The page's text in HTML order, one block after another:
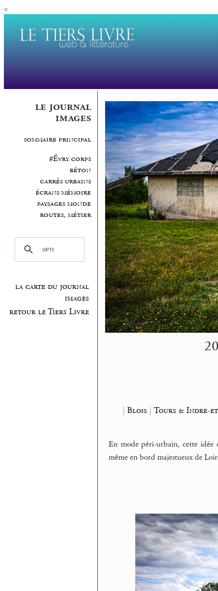
<
le journal
images
sommaire principal
#Évry corps
béton
carrés urbains
écrans mémoire
paysages monde
routes, métier
la carte du journal
images
retour le Tiers Livre
| Blois | Tours & Indre-
En mode péri-urbain, cette idée
même en bord majestueux de